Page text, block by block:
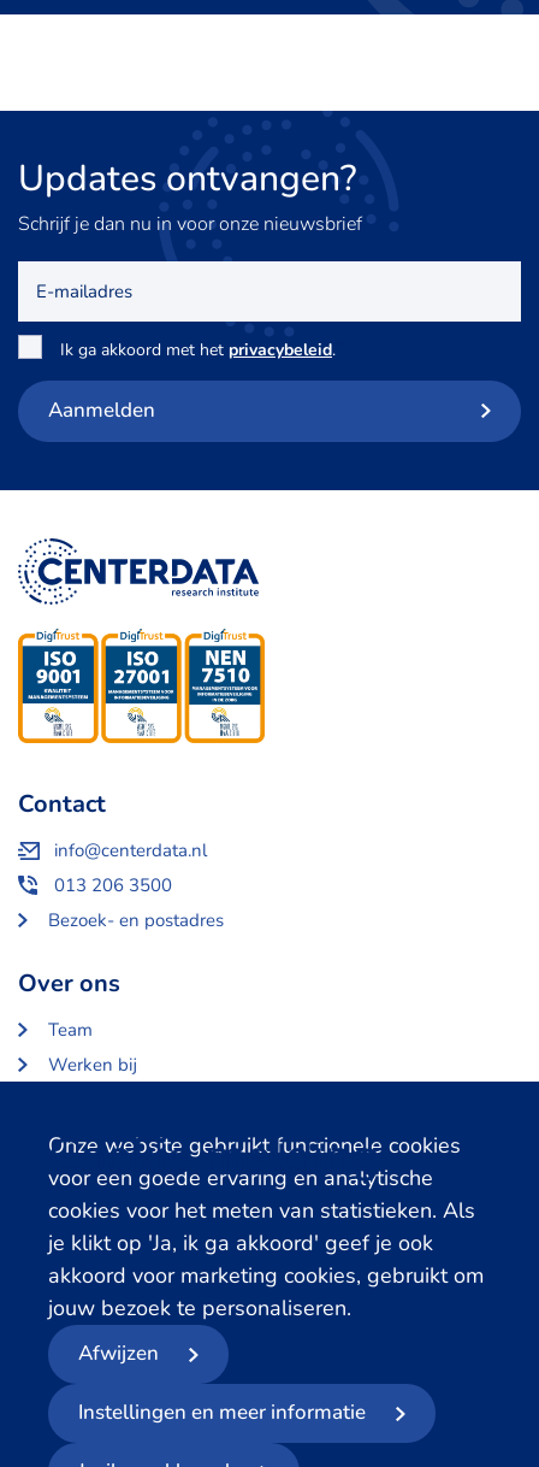
Cookie melding
Onze website gebruikt functionele cookies
voor een goede ervaring en analytische
cookies voor het meten van statistieken. Als
je klikt op 'Ja, ik ga akkoord' geef je ook
akkoord voor marketing cookies, gebruikt om
jouw bezoek te personaliseren.
Afwijzen
Instellingen en meer informatie
Updates ontvangen?
Schrijf je dan nu in voor onze nieuwsbrief
mailadres
Toestemming
Ik ga akkoord met het privacybeleid.
Aanmelden
Contact
info@centerdata.nl
013 206 3500
Bezoek- en postadres
Over ons
Team
Werken bij
Partners en opdrachtgevers
Gerelateerde databanken
LISS Data Archive
SHARE Data Access
DHS Data Access
© 2026 - Centerdata
Privacyverklaring
Voorwaarden Meld datalek